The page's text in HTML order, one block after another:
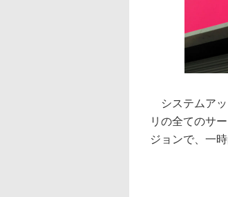
システムアッ
リの全てのサ
ジョンで、一